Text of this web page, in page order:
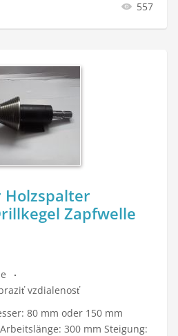
557
Zapfwelle
vzdialenosť
80 mm oder 150 mm
300 mm Steigung: